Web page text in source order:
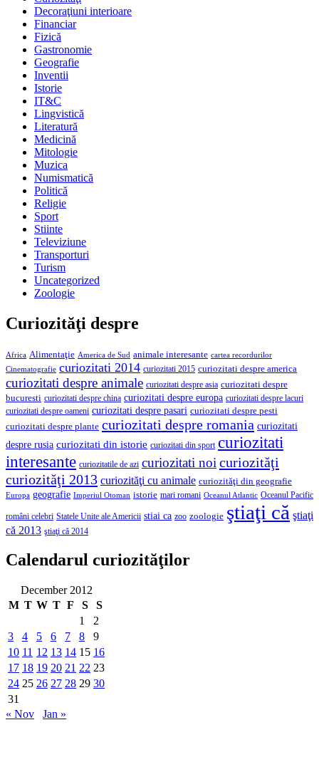
Decoraţiuni interioare
Financiar
Fizică
Gastronomie
Geografie
Inventii
Istorie
IT&C
Lingvistică
Literatură
Medicină
Mitologie
Muzica
Numismatică
Politică
Religie
Sport
Stiinte
Televiziune
Transporturi
Turism
Uncategorized
Zoologie
Curiozităţi despre
Africa Alimentaţie America de Sud animale interesante cartea recordurilor
Cinematografie curiozitati 2014 curiozitati 2015 curiozitati despre america
curiozitati despre animale curiozitati despre asia curiozitati despre
bucuresti curiozitati despre china curiozitati despre europa curiozitati despre lacuri
curiozitati despre oameni curiozitati despre pasari curiozitati despre pesti
curiozitati despre plante curiozitati despre romania curiozitati
despre rusia curiozitati din istorie curiozitati din sport curiozitati
interesante curiozitatile de azi curiozitati noi curiozităţi
curiozităţi 2013 curiozităţi cu animale curiozităţi din geografie
Europa geografie Imperiul Otoman istorie mari romani Oceanul Atlantic Oceanul Pacific
români celebri Statele Unite ale Americii stiai ca zoo zoologie ştiaţi că ştiaţi
că 2013 ştiaţi că 2014
Calendarul curiozităţilor
December 2012
M T W T F S
S
1
2
3
4 5 6 7 8
9
10 11 12 13 14 15 16
17 18 19 20 21 22 23
24 25 26 27 28 29 30
31
« Nov
Jan »